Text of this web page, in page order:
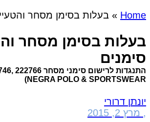
Home
» בעלות בסימן מסחר
בעלות בסימן מסחר
סימנים
NEGRA POLO & SPORTSWEAR)
יונתן דרורי
, מרץ 2, 2015